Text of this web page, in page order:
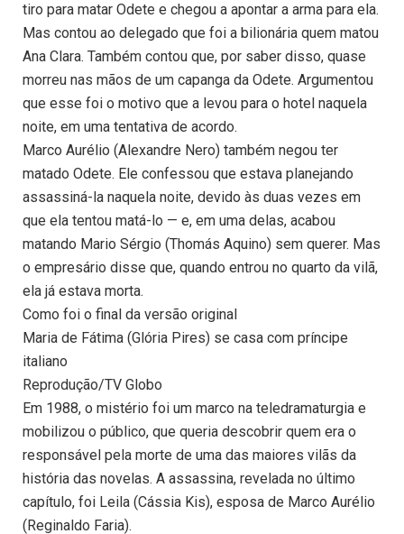
tiro para matar Odete e chegou a apontar a arma para ela.
Mas contou ao delegado que foi a bilionária quem matou
Ana Clara. Também contou que, por saber disso, quase
morreu nas mãos de um capanga da Odete. Argumentou
que esse foi o motivo que a levou para o hotel naquela
noite, em uma tentativa de acordo.
Marco Aurélio (Alexandre Nero) também negou ter
matado Odete. Ele confessou que estava planejando
assassiná-la naquela noite, devido às duas vezes em
que ela tentou matá-lo — e, em uma delas, acabou
matando Mario Sérgio (Thomás Aquino) sem querer. Mas
o empresário disse que, quando entrou no quarto da vilã,
ela já estava morta.
Como foi o final da versão original
Maria de Fátima (Glória Pires) se casa com príncipe
italiano
Reprodução/TV Globo
Em 1988, o mistério foi um marco na teledramaturgia e
mobilizou o público, que queria descobrir quem era o
responsável pela morte de uma das maiores vilãs da
história das novelas. A assassina, revelada no último
capítulo, foi Leila (Cássia Kis), esposa de Marco Aurélio
(Reginaldo Faria).